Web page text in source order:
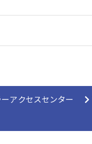
アクセスセンター